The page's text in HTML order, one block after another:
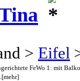
> Eifel
FeWo 1: mit
[mehr]